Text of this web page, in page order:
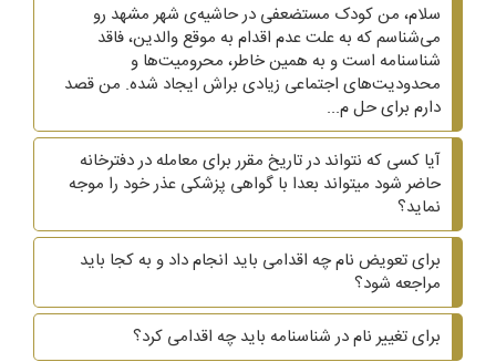
سلام، من کودک مستضعفی در حاشیه‌ی شهر مشهد رو
می‌شناسم که به علت عدم اقدام به موقع والدین، فاقد
شناسنامه است و به همین خاطر، محرومیت‌ها و
محدودیت‌های اجتماعی زیادی براش ایجاد شده. من قصد
دارم برای حل م...
آیا کسی که نتواند در تاریخ مقرر برای معامله در دفترخانه
حاضر شود میتواند بعدا با گواهی پزشکی عذر خود را موجه
نماید؟
برای تعویض نام چه اقدامی باید انجام داد و به کجا باید
مراجعه شود؟
برای تغییر نام در شناسنامه باید چه اقدامی کرد؟